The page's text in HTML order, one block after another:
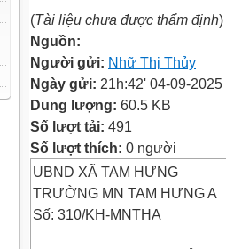
(Tài liệu chưa được thẩm định)
Nguồn:
Người gửi: Nhữ Thị Thủy
Ngày gửi: 21h:42' 04-09-2025
Dung lượng: 60.5 KB
Số lượt tải: 491
Số lượt thích: 0 người
UBND XÃ TAM HƯNG
TRƯỜNG MN TAM HƯNG A
Số: 310/KH-MNTHA